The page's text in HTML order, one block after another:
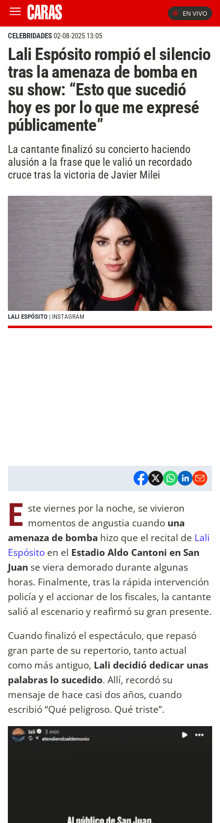
EN VIVO
CELEBRIDADES02-08-2025 13:05
Lali Espósito rompió el silencio
tras la amenaza de bomba en
su show: “Esto que sucedió
hoy es por lo que me expresé
públicamente”
La cantante finalizó su concierto haciendo
alusión a la frase que le valió un recordado
cruce tras la victoria de Javier Milei
LALI ESPÓSITO | INSTAGRAM
E ste viernes por la noche, se vivieron
momentos de angustia cuando una
amenaza de bomba hizo que el recital de Lali
Espósito en el Estadio Aldo Cantoni en San
Juan se viera demorado durante algunas
horas. Finalmente, tras la rápida intervención
policía y el accionar de los fiscales, la cantante
salió al escenario y reafirmó su gran presente.
Cuando finalizó el espectáculo, que repasó
gran parte de su repertorio, tanto actual
como más antiguo, Lali decidió dedicar unas
palabras lo sucedido. Allí, recordó su
mensaje de hace casi dos años, cuando
escribió “Qué peligroso. Qué triste”.